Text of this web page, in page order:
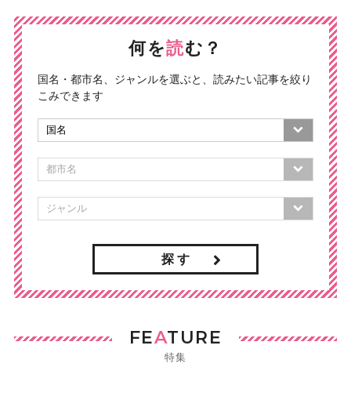
何を読む？
国名・都市名、ジャンルを選ぶと、読みたい記事を絞り
こみできます
探 す
FEATURE
特集